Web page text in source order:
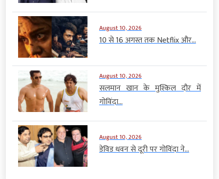
August 10, 2026
10 से 16 अगस्त तक Netflix और...
August 10, 2026
सलमान खान के मुश्किल दौर में
गोविंदा...
August 10, 2026
डेविड धवन से दूरी पर गोविंदा ने...